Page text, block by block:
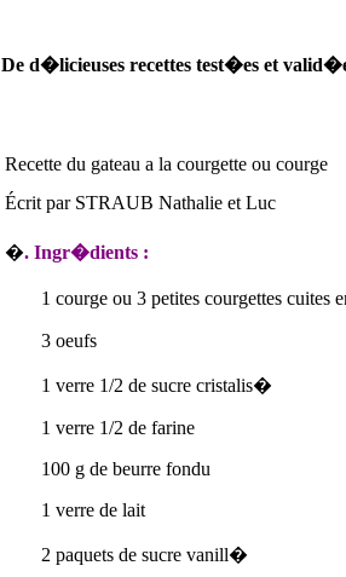
De d�licieuses recettes test�es et
Recette du gateau a la courgette ou courge
Écrit par STRAUB Nathalie et Luc
�. Ingr�dients :
1 courge ou 3 petites courgettes cuites
3 oeufs
1 verre 1/2 de sucre cristalis�
1 verre 1/2 de farine
100 g de beurre fondu
1 verre de lait
2 paquets de sucre vanill�